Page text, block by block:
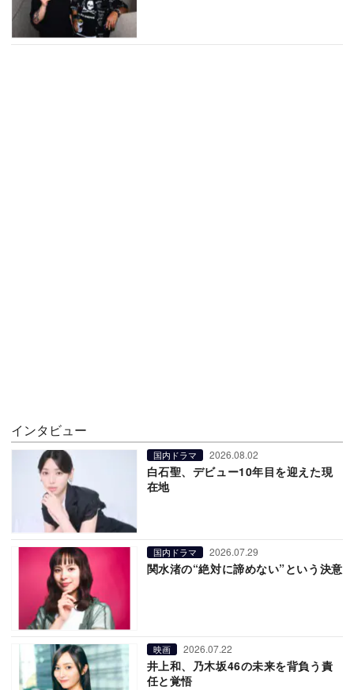
インタビュー
国内ドラマ 2026.08.02
白石聖、デビュー10年目を迎えた現
在地
国内ドラマ 2026.07.29
関水渚の“絶対に諦めない”という決意
映画 2026.07.22
井上和、乃木坂46の未来を背負う責
任と覚悟